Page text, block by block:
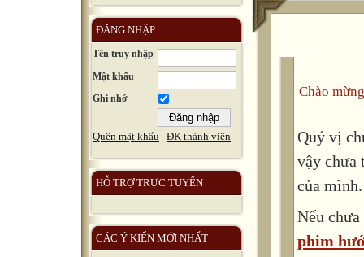
ĐĂNG NHẬP
Tên truy nhập
Mật khẩu
Ghi nhớ
Quên mật khẩu ĐK thành viên
HỖ TRỢ TRỰC TUYẾN
CÁC Ý KIẾN MỚI NHẤT
Chào
Quý vị
vậy chưa
của mình.
Nếu
phim